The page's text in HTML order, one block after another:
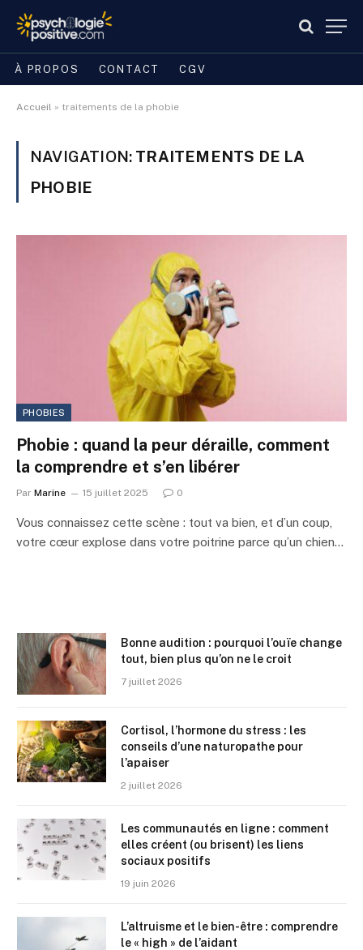
À PROPOS CONTACT CGV
Accueil » traitements de la phobie
NAVIGATION: TRAITEMENTS DE LA
PHOBIE
PHOBIES
Phobie : quand la peur déraille, comment
la comprendre et s’en libérer
Par Marine 15 juillet 2025 0
Vous connaissez cette scène : tout va bien, et d’un coup,
votre cœur explose dans votre poitrine parce qu’un chien…
Bonne audition : pourquoi l’ouïe change
tout, bien plus qu’on ne le croit
7 juillet 2026
Cortisol, l’hormone du stress : les
conseils d’une naturopathe pour
l’apaiser
2 juillet 2026
Les communautés en ligne : comment
elles créent (ou brisent) les liens
sociaux positifs
19 juin 2026
L’altruisme et le bien-être : comprendre
le « high » de l’aidant